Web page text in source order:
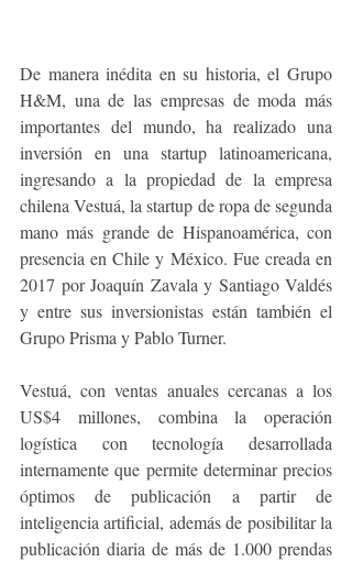
De manera inédita en su historia, el Grupo
H&M, una de las empresas de moda más
importantes del mundo, ha realizado una
inversión en una startup latinoamericana,
ingresando a la propiedad de la empresa
chilena Vestuá, la startup de ropa de segunda
mano más grande de Hispanoamérica, con
presencia en Chile y México. Fue creada en
2017 por Joaquín Zavala y Santiago Valdés
y entre sus inversionistas están también el
Grupo Prisma y Pablo Turner.
Vestuá, con ventas anuales cercanas a los
US$4 millones, combina la operación
logística con tecnología desarrollada
internamente que permite determinar precios
óptimos de publicación a partir de
inteligencia artificial, además de posibilitar la
publicación diaria de más de 1.000 prendas